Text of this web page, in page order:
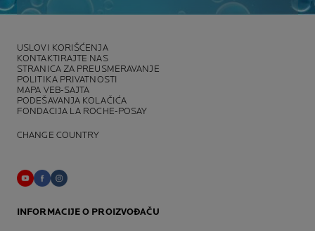
USLOVI KORIŠĆENJA
KONTAKTIRAJTE NAS
STRANICA ZA PREUSMERAVANJE
POLITIKA PRIVATNOSTI
MAPA VEB-SAJTA
PODEŠAVANJA KOLAČIĆA
FONDACIJA LA ROCHE-POSAY
CHANGE COUNTRY
INFORMACIJE O PROIZVOĐAČU